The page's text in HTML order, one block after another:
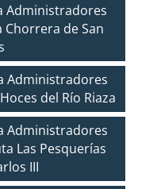
Administradores
Chorrera de San
Administradores
del Río Riaza
Administradores
Las Pesquerías
III